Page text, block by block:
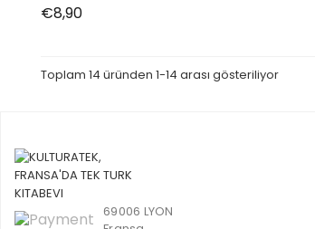
€8,90Fiyat
Toplam 14 üründen 1-14 arası gösteriliyor
69006 LYON